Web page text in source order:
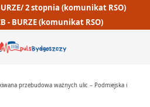
2 stopnia (komunikat RSO)
- BURZE (komunikat RSO)
przebudowa ważnych ulic – Podmiejska i